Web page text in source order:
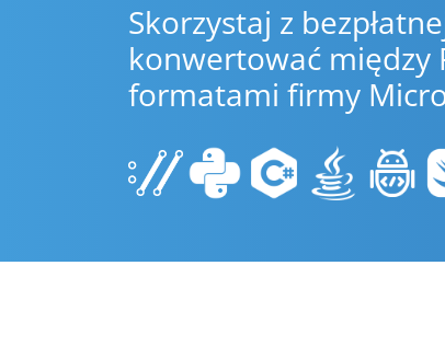
Skorzystaj z
konwertować między
formatami firmy